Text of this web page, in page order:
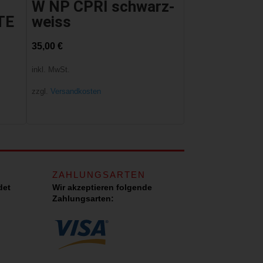
W NP CPRI schwarz-
weiss
35,00 €
inkl. MwSt.
zzgl. Versandkosten
ZAHLUNGSARTEN
Wir akzeptieren folgende
Zahlungsarten: